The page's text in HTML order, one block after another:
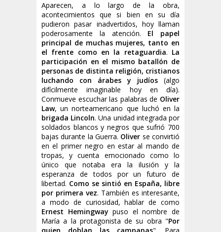
Aparecen, a lo largo de la obra,
acontecimientos que si bien en su día
pudieron pasar inadvertidos, hoy llaman
poderosamente la atención. El papel
principal de muchas mujeres, tanto en
el frente como en la retaguardia. La
participación en el mismo batallón de
personas de distinta religión, cristianos
luchando con árabes y judíos (algo
difícilmente imaginable hoy en día).
Conmueve escuchar las palabras de Oliver
Law, un norteamericano que luchó en la
brigada Lincoln. Una unidad integrada por
soldados blancos y negros que sufrió 700
bajas durante la Guerra. Oliver se convirtió
en el primer negro en estar al mando de
tropas, y cuenta emocionado como lo
único que notaba era la ilusión y la
esperanza de todos por un futuro de
libertad. Como se sintió en España, libre
por primera vez. También es interesante,
a modo de curiosidad, hablar de como
Ernest Hemingway puso el nombre de
María a la protagonista de su obra "Por